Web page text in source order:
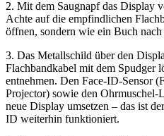
2. Mit dem Saugnapf das Display
Achte auf die empfindlichen
öffnen, sondern wie ein Buch
3. Das Metallschild über den
Flachbandkabel mit dem Spudger
entnehmen. Den Face-ID-Sensor
Projector) sowie den Ohrmuschel-
neue Display umsetzen – das ist
ID weiterhin funktioniert.